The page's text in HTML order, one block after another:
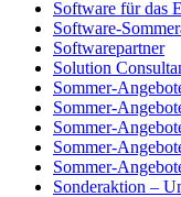
Software für das
Software-
Softwarepartner
Solution
Sommer-
Sommer-
Sommer-
Sommer-
Sommer-
Sonderaktion –